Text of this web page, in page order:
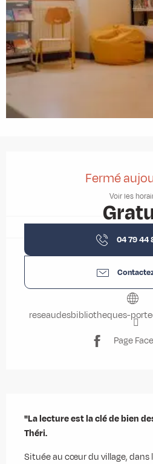
Fermé
Voir les
04 79 44
reseaudesbibliotheques-
Page
"La lecture est la clé de bien
Théri.
Située au cœur du village, dans